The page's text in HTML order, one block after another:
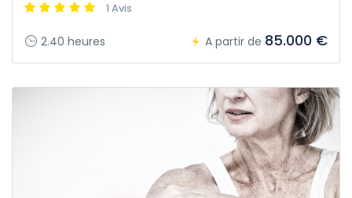
1 Avis
2.40 heures A partir de 85.000 €